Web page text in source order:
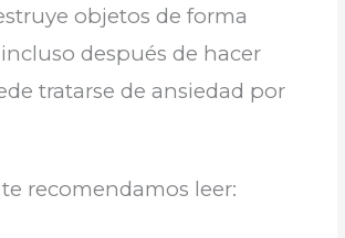
objetos de forma
después de hacer
tratarse de ansiedad por
te recomendamos leer: